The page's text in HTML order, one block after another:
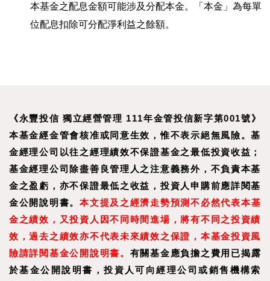
本基金之配息金額可能涉及分配本金。「本金」為每單
位配息扣除可分配淨利益之餘額。
《永豐投信 獨立經營管理 111年金管投信新字第001號》
本基金經金管會核准或同意生效，惟不表示絕無風險。基
金經理公司以往之經理績效不保證基金之最低投資收益；
基金經理公司除盡善良管理人之注意義務外，不負責本基
金之盈虧，亦不保證最低之收益，投資人申購前應詳閱基
金公開說明書。本文提及之經濟走勢預測不必然代表本基
金之績效，又投資人因不同時間進場，將有不同之投資績
效，過去之績效亦不代表未來績效之保證，本基金投資風
險請詳閱基金公開說明書。 有關基金應負擔之費用已揭露
於基金公開說明書，投資人可向經理公司或銷售機構索